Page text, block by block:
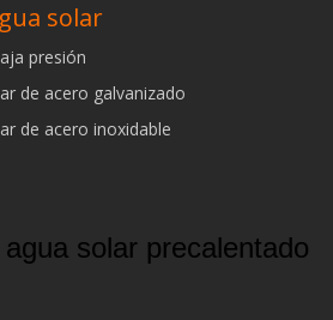
solar
presión
de acero galvanizado
de acero inoxidable
solar precalentado